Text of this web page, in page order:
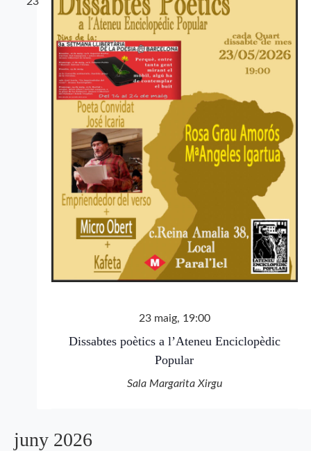
23 maig, 19:00
Dissabtes poètics a l’Ateneu Enciclopèdic
Popular
Sala Margarita Xirgu
juny 2026